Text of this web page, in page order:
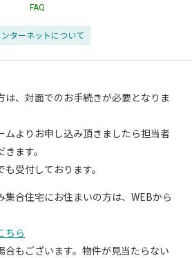
い合わせ
FAQ
ンターネットについて
は、対面でのお手続きが必要となりま
ムよりお申し込み頂きましたら担当者
ます。
受付しております。
集合住宅にお住まいの方は、WEBから
ちら
もございます。物件が見当たらない